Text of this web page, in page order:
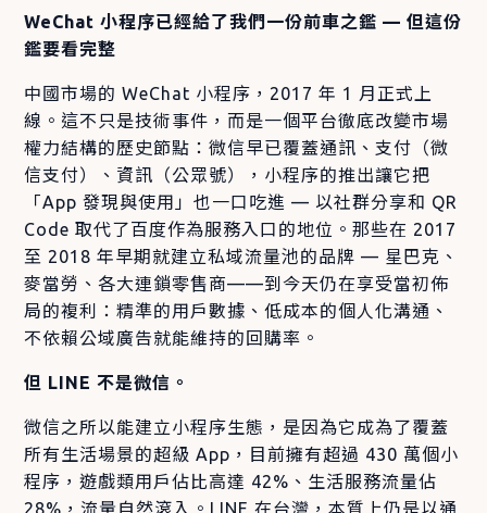
WeChat 小程序已經給了我們一份前車之鑑 — 但這份
鑑要看完整
中國市場的 WeChat 小程序，2017 年 1 月正式上
線。這不只是技術事件，而是一個平台徹底改變市場
權力結構的歷史節點：微信早已覆蓋通訊、支付（微
信支付）、資訊（公眾號），小程序的推出讓它把
「App 發現與使用」也一口吃進 — 以社群分享和 QR
Code 取代了百度作為服務入口的地位。那些在 2017
至 2018 年早期就建立私域流量池的品牌 — 星巴克、
麥當勞、各大連鎖零售商——到今天仍在享受當初佈
局的複利：精準的用戶數據、低成本的個人化溝通、
不依賴公域廣告就能維持的回購率。
但 LINE 不是微信。
微信之所以能建立小程序生態，是因為它成為了覆蓋
所有生活場景的超級 App，目前擁有超過 430 萬個小
程序，遊戲類用戶佔比高達 42%、生活服務流量佔
28%，流量自然滾入。LINE 在台灣，本質上仍是以通